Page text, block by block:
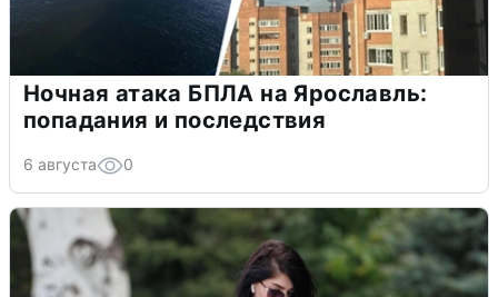
Ночная атака БПЛА на Ярославль:
попадания и последствия
6 августа 0